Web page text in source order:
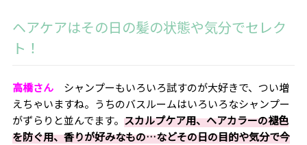
ヘアケアはその日の髪の状態や気分でセレク
ト！
高橋さんシャンプーもいろいろ試すのが大好きで、つい増
えちゃいますね。うちのバスルームはいろいろなシャンプー
がずらりと並んでます。 スカルプケア用、ヘアカラーの褪色
を防ぐ用、香りが好みなもの…などその日の目的や気分で今